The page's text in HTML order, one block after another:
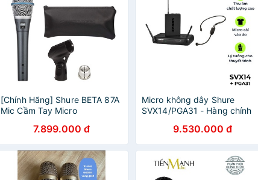
[Chính Hãng] Shure BETA 87A
Mic Cầm Tay Micro
Phòng Thu BETA87A
Microphone Karaoke BETA87
BETA 87
7.899.000 đ
Micro không dây Shure
SVX14/PGA31 - Hàng chính
chuyên nghiệp cho hội nghị,
thuyết trình, đào tạo
9.530.000 đ